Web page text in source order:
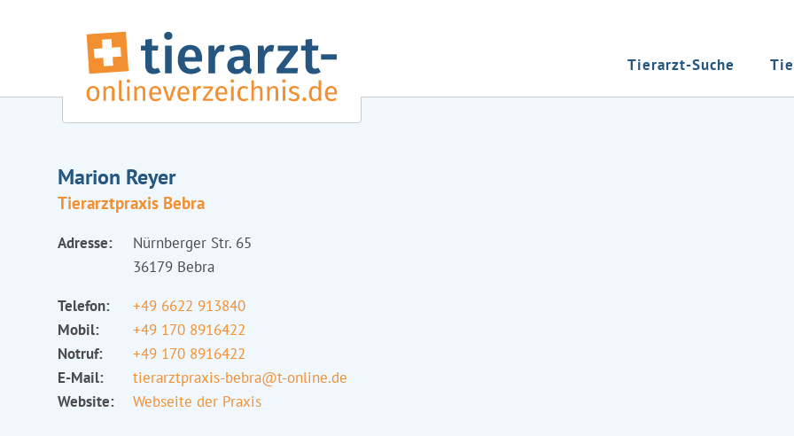
Tierarzt-Suche
Marion Reyer
Tierarztpraxis Bebra
Adresse:
Nürnberger Str. 65
36179 Bebra
Telefon:
+49 6622 913840
Mobil:
+49 170 8916422
Notruf:
+49 170 8916422
E-Mail:
tierarztpraxis-bebra@t-online.de
Website:
Webseite der Praxis